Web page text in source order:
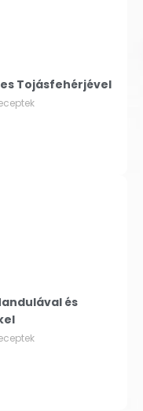
Tojásfehérjével
és